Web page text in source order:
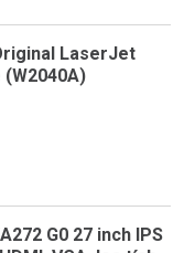
LaserJet
G0 27 inch IPS